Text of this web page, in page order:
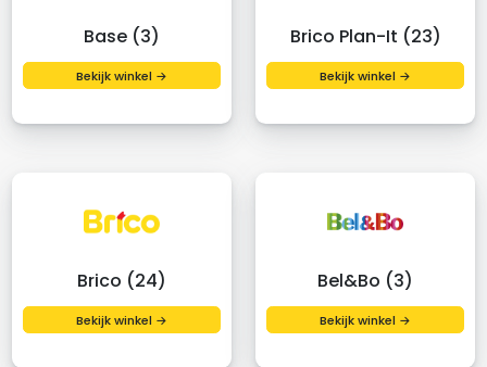
Base (3)
Bekijk winkel →
Brico Plan-It (23)
Bekijk winkel →
Brico (24)
Bekijk winkel →
Bel&Bo (3)
Bekijk winkel →